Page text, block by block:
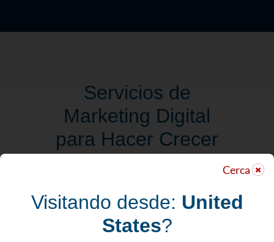
Servicios de
Marketing Digital
para Hacer Crecer
DESCUBRE NUESTRO PAQUETE
COMPLETO DE SERVICIOS DE
Cerca
Visitando desde: United
States?